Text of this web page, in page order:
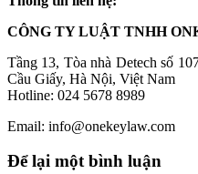
CÔNG TY LUẬT TNHH
Tầng 13, Tòa nhà Detech số
Cầu Giấy, Hà Nội, Việt Nam
Hotline: 024 5678 8989
Email: info@onekeylaw.com
Để lại một bình luận